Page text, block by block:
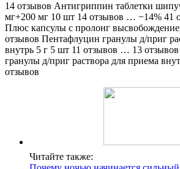
14 отзывов Антигриппин таблетки
мг+200 мг 10 шт 14 отзывов … −14% 41
Плюс капсулы с пролонг
отзывов Пентафлуцин гранулы д/приг
внутрь 5 г 5 шт 11 отзывов … 13
гранулы д/приг раствора для приема
отзывов
Читайте также: